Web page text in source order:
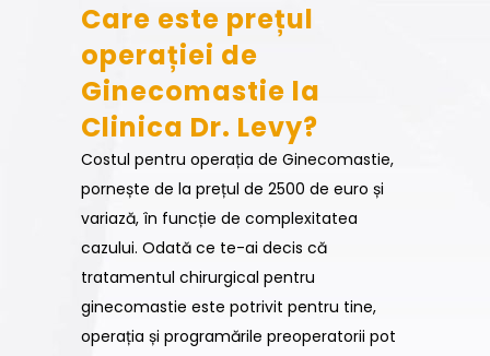
Care este prețul
operației de
Ginecomastie la
Clinica Dr. Levy?
Costul pentru operația de Ginecomastie,
pornește de la prețul de 2500 de euro și
variază, în funcție de complexitatea
cazului. Odată ce te-ai decis că
tratamentul chirurgical pentru
ginecomastie este potrivit pentru tine,
operația și programările preoperatorii pot